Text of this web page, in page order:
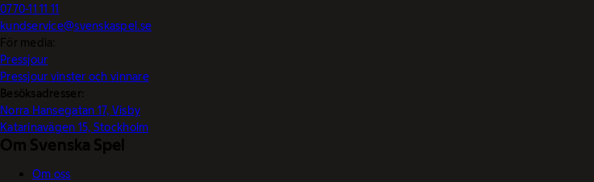
0770-11 11 11
kundservice@svenskaspel.se
För media:
Pressjour
Pressjour vinster och vinnare
Besöksadresser:
Norra Hansegatan 17, Visby
Katarinavägen 15, Stockholm
Om Svenska Spel
Om oss